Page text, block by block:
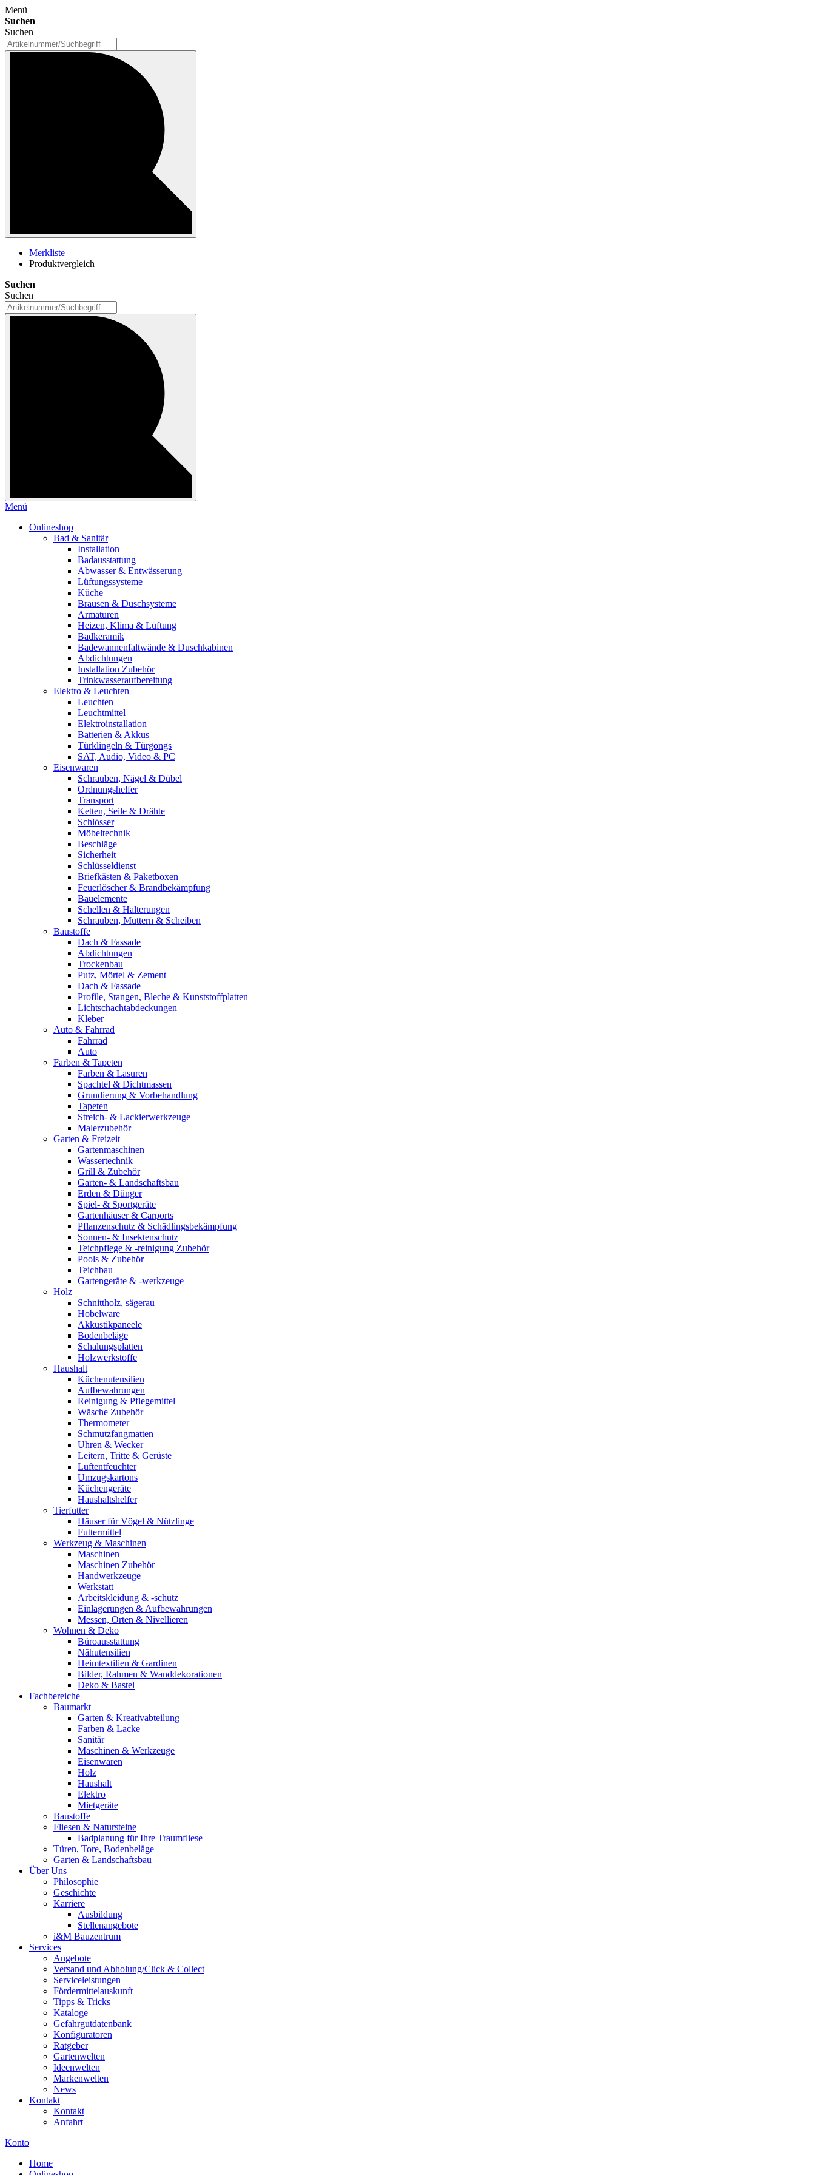
Menü
Suchen
Suchen
Merkliste
Produktvergleich
Suchen
Suchen
Menü
Onlineshop
Bad & Sanitär
Installation
Badausstattung
Abwasser & Entwässerung
Lüftungssysteme
Küche
Brausen & Duschsysteme
Armaturen
Heizen, Klima & Lüftung
Badkeramik
Badewannenfaltwände & Duschkabinen
Abdichtungen
Installation Zubehör
Trinkwasseraufbereitung
Elektro & Leuchten
Leuchten
Leuchtmittel
Elektroinstallation
Batterien & Akkus
Türklingeln & Türgongs
SAT, Audio, Video & PC
Eisenwaren
Schrauben, Nägel & Dübel
Ordnungshelfer
Transport
Ketten, Seile & Drähte
Schlösser
Möbeltechnik
Beschläge
Sicherheit
Schlüsseldienst
Briefkästen & Paketboxen
Feuerlöscher & Brandbekämpfung
Bauelemente
Schellen & Halterungen
Schrauben, Muttern & Scheiben
Baustoffe
Dach & Fassade
Abdichtungen
Trockenbau
Putz, Mörtel & Zement
Dach & Fassade
Profile, Stangen, Bleche & Kunststoffplatten
Lichtschachtabdeckungen
Kleber
Auto & Fahrrad
Fahrrad
Auto
Farben & Tapeten
Farben & Lasuren
Spachtel & Dichtmassen
Grundierung & Vorbehandlung
Tapeten
Streich- & Lackierwerkzeuge
Malerzubehör
Garten & Freizeit
Gartenmaschinen
Wassertechnik
Grill & Zubehör
Garten- & Landschaftsbau
Erden & Dünger
Spiel- & Sportgeräte
Gartenhäuser & Carports
Pflanzenschutz & Schädlingsbekämpfung
Sonnen- & Insektenschutz
Teichpflege & -reinigung Zubehör
Pools & Zubehör
Teichbau
Gartengeräte & -werkzeuge
Holz
Schnittholz, sägerau
Hobelware
Akkustikpaneele
Bodenbeläge
Schalungsplatten
Holzwerkstoffe
Haushalt
Küchenutensilien
Aufbewahrungen
Reinigung & Pflegemittel
Wäsche Zubehör
Thermometer
Schmutzfangmatten
Uhren & Wecker
Leitern, Tritte & Gerüste
Luftentfeuchter
Umzugskartons
Küchengeräte
Haushaltshelfer
Tierfutter
Häuser für Vögel & Nützlinge
Futtermittel
Werkzeug & Maschinen
Maschinen
Maschinen Zubehör
Handwerkzeuge
Werkstatt
Arbeitskleidung & -schutz
Einlagerungen & Aufbewahrungen
Messen, Orten & Nivellieren
Wohnen & Deko
Büroausstattung
Nähutensilien
Heimtextilien & Gardinen
Bilder, Rahmen & Wanddekorationen
Deko & Bastel
Fachbereiche
Baumarkt
Garten & Kreativabteilung
Farben & Lacke
Sanitär
Maschinen & Werkzeuge
Eisenwaren
Holz
Haushalt
Elektro
Mietgeräte
Baustoffe
Fliesen & Natursteine
Badplanung für Ihre Traumfliese
Türen, Tore, Bodenbeläge
Garten & Landschaftsbau
Über Uns
Philosophie
Geschichte
Karriere
Ausbildung
Stellenangebote
i&M Bauzentrum
Services
Angebote
Versand und Abholung/Click & Collect
Serviceleistungen
Fördermittelauskunft
Tipps & Tricks
Kataloge
Gefahrgutdatenbank
Konfiguratoren
Ratgeber
Gartenwelten
Ideenwelten
Markenwelten
News
Kontakt
Kontakt
Anfahrt
Konto
Home